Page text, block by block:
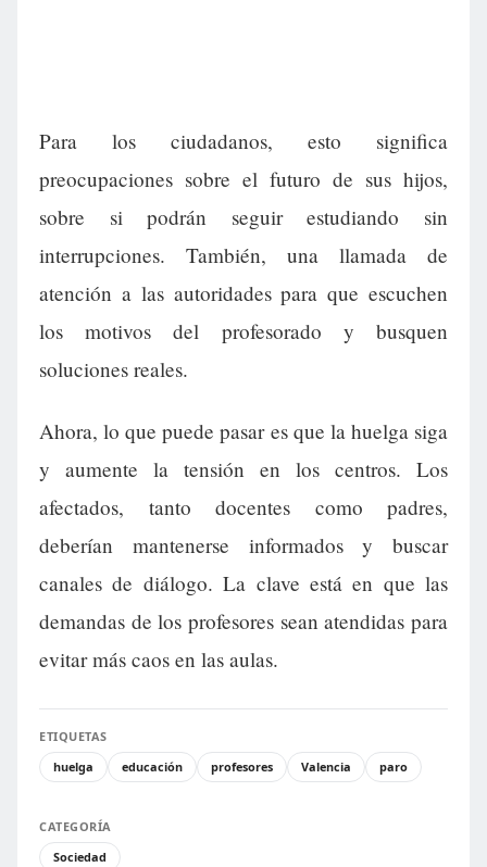
Para los ciudadanos, esto significa
preocupaciones sobre el futuro de sus hijos,
sobre si podrán seguir estudiando sin
interrupciones. También, una llamada de
atención a las autoridades para que escuchen
los motivos del profesorado y busquen
soluciones reales.
Ahora, lo que puede pasar es que la huelga siga
y aumente la tensión en los centros. Los
afectados, tanto docentes como padres,
deberían mantenerse informados y buscar
canales de diálogo. La clave está en que las
demandas de los profesores sean atendidas para
evitar más caos en las aulas.
ETIQUETAS
huelga
educación profesores Valencia paro
CATEGORÍA
Sociedad